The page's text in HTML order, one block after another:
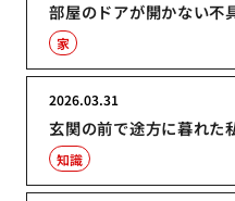
部屋のドアが開かない不
家
玄関の前で途方に暮れた
2026.03.31
知識